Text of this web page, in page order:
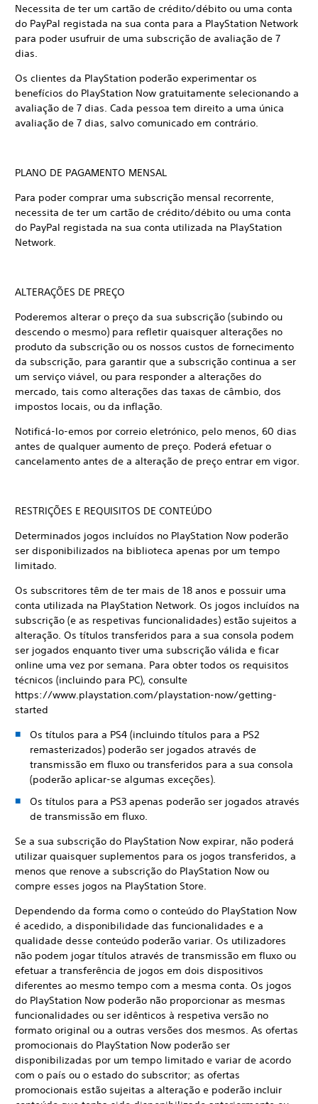
Necessita de ter um cartão de crédito/débito ou uma conta
do PayPal registada na sua conta para a PlayStation Network
para poder usufruir de uma subscrição de avaliação de 7
dias.
Os clientes da PlayStation poderão experimentar os
benefícios do PlayStation Now gratuitamente selecionando a
avaliação de 7 dias. Cada pessoa tem direito a uma única
avaliação de 7 dias, salvo comunicado em contrário.
PLANO DE PAGAMENTO MENSAL
Para poder comprar uma subscrição mensal recorrente,
necessita de ter um cartão de crédito/débito ou uma conta
do PayPal registada na sua conta utilizada na PlayStation
Network.
ALTERAÇÕES DE PREÇO
Poderemos alterar o preço da sua subscrição (subindo ou
descendo o mesmo) para refletir quaisquer alterações no
produto da subscrição ou os nossos custos de fornecimento
da subscrição, para garantir que a subscrição continua a ser
um serviço viável, ou para responder a alterações do
mercado, tais como alterações das taxas de câmbio, dos
impostos locais, ou da inflação.
Notificá-lo-emos por correio eletrónico, pelo menos, 60 dias
antes de qualquer aumento de preço. Poderá efetuar o
cancelamento antes de a alteração de preço entrar em vigor.
RESTRIÇÕES E REQUISITOS DE CONTEÚDO
Determinados jogos incluídos no PlayStation Now poderão
ser disponibilizados na biblioteca apenas por um tempo
limitado.
Os subscritores têm de ter mais de 18 anos e possuir uma
conta utilizada na PlayStation Network. Os jogos incluídos na
subscrição (e as respetivas funcionalidades) estão sujeitos a
alteração. Os títulos transferidos para a sua consola podem
ser jogados enquanto tiver uma subscrição válida e ficar
online uma vez por semana. Para obter todos os requisitos
técnicos (incluindo para PC), consulte
https://www.playstation.com/playstation-now/getting-
started
Os títulos para a PS4 (incluindo títulos para a PS2
remasterizados) poderão ser jogados através de
transmissão em fluxo ou transferidos para a sua consola
(poderão aplicar-se algumas exceções).
Os títulos para a PS3 apenas poderão ser jogados através
de transmissão em fluxo.
Se a sua subscrição do PlayStation Now expirar, não poderá
utilizar quaisquer suplementos para os jogos transferidos, a
menos que renove a subscrição do PlayStation Now ou
compre esses jogos na PlayStation Store.
Dependendo da forma como o conteúdo do PlayStation Now
é acedido, a disponibilidade das funcionalidades e a
qualidade desse conteúdo poderão variar. Os utilizadores
não podem jogar títulos através de transmissão em fluxo ou
efetuar a transferência de jogos em dois dispositivos
diferentes ao mesmo tempo com a mesma conta. Os jogos
do PlayStation Now poderão não proporcionar as mesmas
funcionalidades ou ser idênticos à respetiva versão no
formato original ou a outras versões dos mesmos. As ofertas
promocionais do PlayStation Now poderão ser
disponibilizadas por um tempo limitado e variar de acordo
com o país ou o estado do subscritor; as ofertas
promocionais estão sujeitas a alteração e poderão incluir